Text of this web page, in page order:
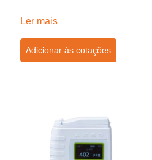
Ler mais
Adicionar às cotações